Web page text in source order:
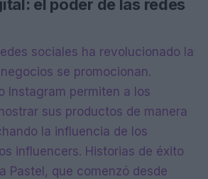
el poder de las redes
sociales ha revolucionado la
se promocionan.
Instagram permiten a los
sus productos de manera
la influencia de los
influencers. Historias de éxito
Pastel, que comenzó desde